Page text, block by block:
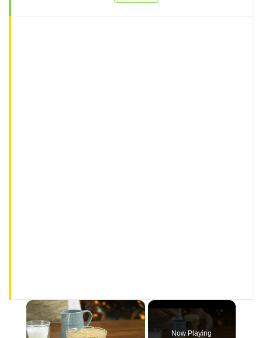
×
Now Playing